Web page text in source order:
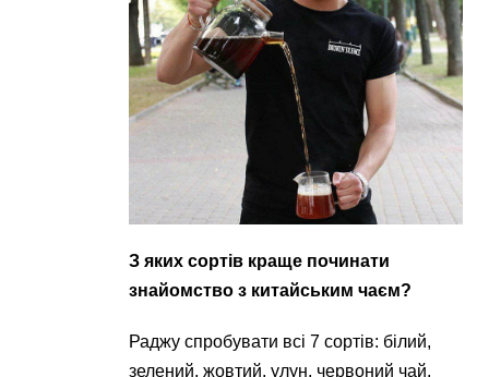
З яких сортів краще починати
знайомство з китайським чаєм?
Раджу спробувати всі 7 сортів: білий,
зелений, жовтий, улун, червоний чай,